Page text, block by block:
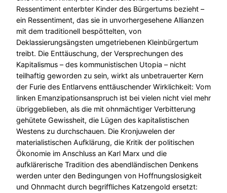
Ressentiment enterbter Kinder des Bürgertums bezieht –
ein Ressentiment, das sie in unvorhergesehene Allianzen
mit dem traditionell bespöttelten, von
Deklassierungsängsten umgetriebenen Kleinbürgertum
treibt. Die Enttäuschung, der Versprechungen des
Kapitalismus – des kommunistischen Utopia – nicht
teilhaftig geworden zu sein, wirkt als unbetrauerter Kern
der Furie des Entlarvens enttäuschender Wirklichkeit: Vom
linken Emanzipationsanspruch ist bei vielen nicht viel mehr
übriggeblieben, als die mit ohnmächtiger Verbitterung
gehütete Gewissheit, die Lügen des kapitalistischen
Westens zu durchschauen. Die Kronjuwelen der
materialistischen Aufklärung, die Kritik der politischen
Ökonomie im Anschluss an Karl Marx und die
aufklärerische Tradition des abendländischen Denkens
werden unter den Bedingungen von Hoffnungslosigkeit
und Ohnmacht durch begriffliches Katzengold ersetzt: